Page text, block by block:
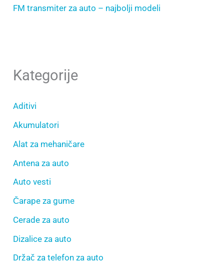
FM transmiter za auto – najbolji modeli
Kategorije
Aditivi
Akumulatori
Alat za mehaničare
Antena za auto
Auto vesti
Čarape za gume
Cerade za auto
Dizalice za auto
Držač za telefon za auto